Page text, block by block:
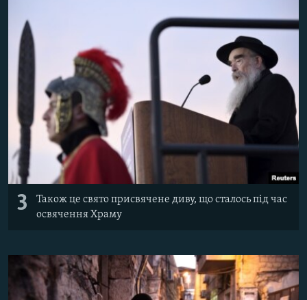
3
Також це свято присвячене диву, що сталось під час
освячення Храму